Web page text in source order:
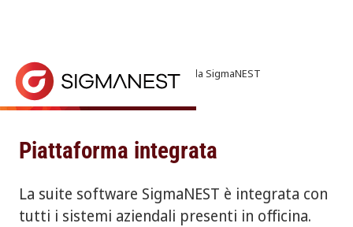
Home> Prodotti > Soluzioni offerte da SigmaNEST
SigmaNEST offre prodotti per la preventivazione,
Perfezionare i Processi
Panoramica delle soluzioni
CONTATTI COMMERCIALI
Piattaforma integrata
La suite software SigmaNEST è integrata con
tutti i sistemi aziendali presenti in officina.